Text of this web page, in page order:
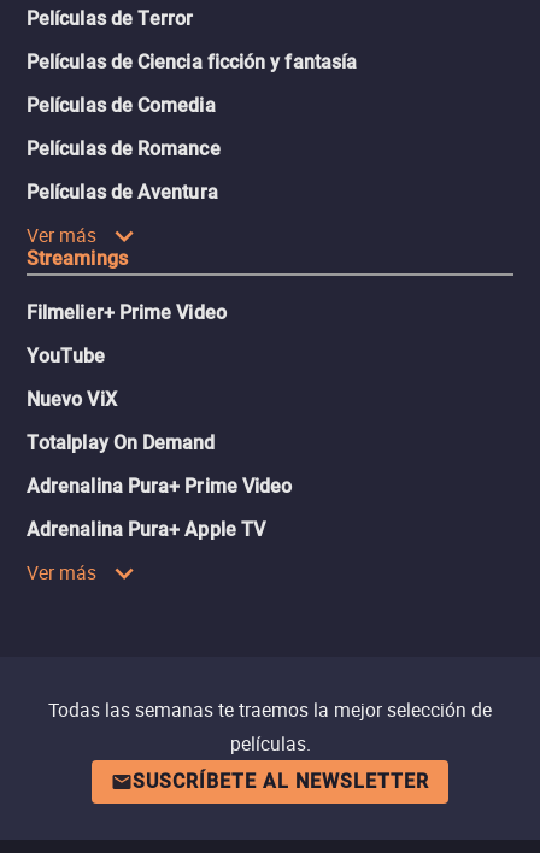
Películas de Terror
Películas de Ciencia ficción y fantasía
Películas de Comedia
Películas de Romance
Películas de Aventura
Ver más
Streamings
Filmelier+ Prime Video
YouTube
Nuevo ViX
Totalplay On Demand
Adrenalina Pura+ Prime Video
Adrenalina Pura+ Apple TV
Ver más
Todas las semanas te traemos la mejor selección de
películas.
SUSCRÍBETE AL NEWSLETTER